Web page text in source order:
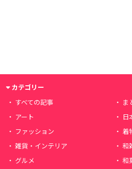
カテゴリー
すべての記事
ま
アート
日
ファッション
着
雑貨・インテリア
和
グルメ
和